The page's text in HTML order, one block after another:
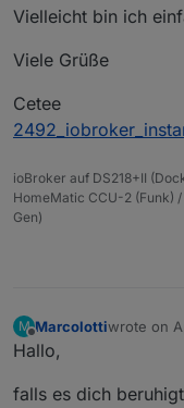
Vielleicht bin ich
Viele Grüße
Cetee
ioBroker auf DS218+II
HomeMatic CCU-2 (Funk) /
Gen)
M
Offline
Marcolottiwrote on
last edited
Hallo,
falls es dich